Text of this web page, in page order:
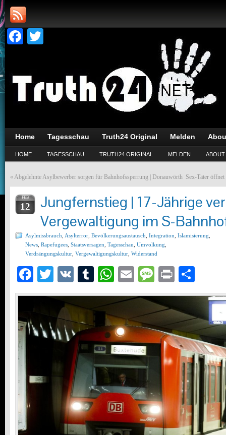
Facebook
Home Tagesschau Truth24 Original Melden
HOME TAGESSCHAU TRUTH24 ORIGINAL MELDEN ABOUT
« Abgelehnte Asylbewerber sorgen für Bahnhofssperrung | Donauwörth Sex-Täter
FEB
12
Jungfernstieg | 17-Jährige
Vergewaltigung im S-
Asylmissbrauch Asylterror Bevölkerungsaustausch Integration Islamisierung
News Rapefugees Staatsversagen Tagesschau Umvolkung
Verdrängungskultur Vergewaltigungskultur Widerstand
Facebook
Twitter
VK Tumblr
WhatsApp
EmailMessage
Print